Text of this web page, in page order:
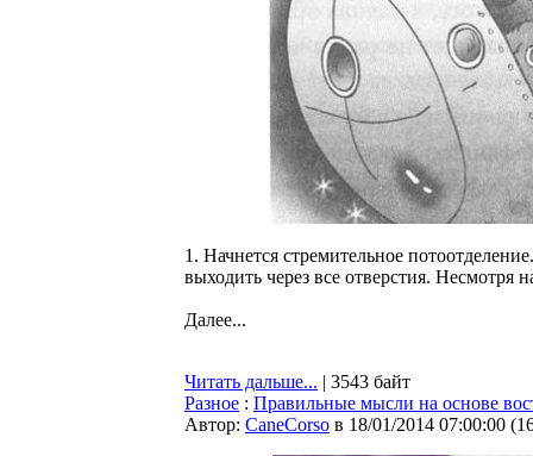
1. Начнется стремительное
выходить через все отверстия. Несмотря
Далее...
Читать дальше... | 3543 байт
Разное : Правильные мысли на основе
Автор: CaneCorso в 18/01/2014 07:00:00 (